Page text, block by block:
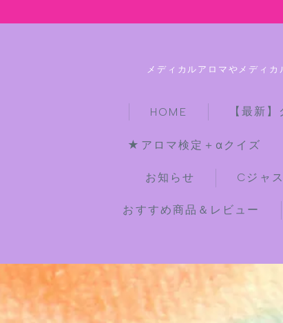
メディカルアロマやメディ
HOME 【最新
★アロマ検定＋αクイズ
お知らせ Cジャ
おすすめ商品＆レビュー